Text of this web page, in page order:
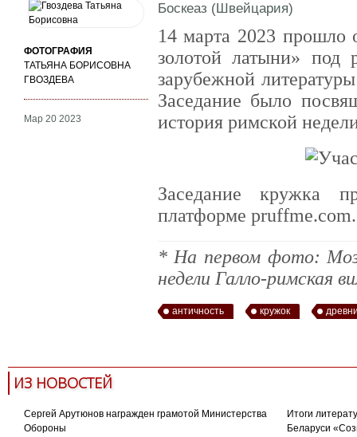
ФОТОГРАФИЯ
ТАТЬЯНА БОРИСОВНА
ГВОЗДЕВА
Мар 20 2023
14 марта 2023 прошло
золотой латыни» под
зарубежной
Заседание было
история римской
Заседание кружка
платформе pruffme.com.
* На первом фото:
недели Галло-римская
античность кружок
ИЗ НОВОСТЕЙ
Сергей Арутюнов награжден грамотой Министерства
Обороны
Итоги
Беларуси